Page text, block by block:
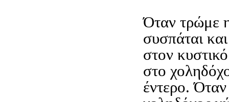
Όταν τρώμε
συσπάται
στον
στο
έντερο. Όταν